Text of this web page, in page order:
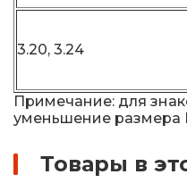
3.20, 3.24
Примечание: для
уменьшение размера
Товары в